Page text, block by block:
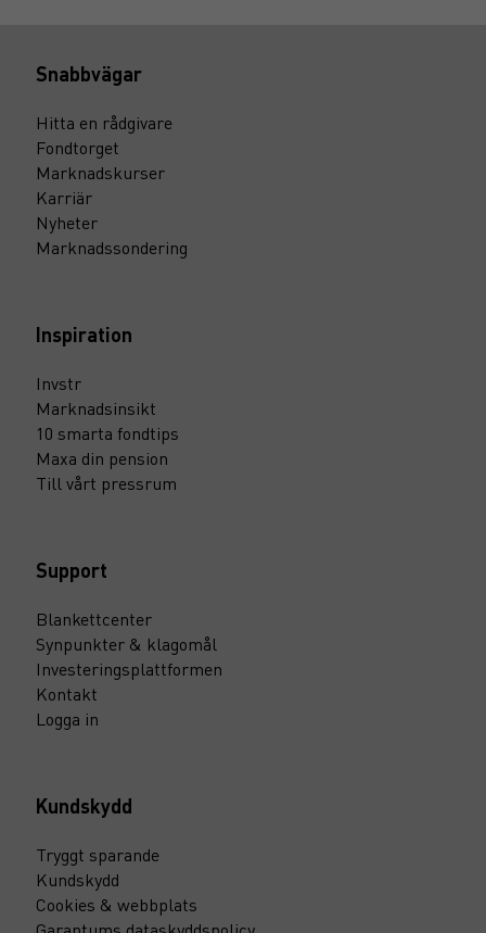
Snabbvägar
Hitta en rådgivare
Fondtorget
Marknadskurser
Karriär
Nyheter
Marknadssondering
Inspiration
Invstr
Marknadsinsikt
10 smarta fondtips
Maxa din pension
Till vårt pressrum
Support
Blankettcenter
Synpunkter & klagomål
Investeringsplattformen
Kontakt
Logga in
Kundskydd
Tryggt sparande
Kundskydd
Cookies & webbplats